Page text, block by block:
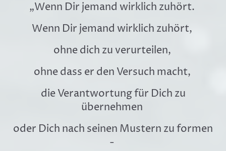
„Wenn Dir jemand wirklich zuhört.
Wenn Dir jemand wirklich zuhört,
ohne dich zu verurteilen,
ohne dass er den Versuch macht,
die Verantwortung für Dich zu
übernehmen
oder Dich nach seinen Mustern zu formen
-